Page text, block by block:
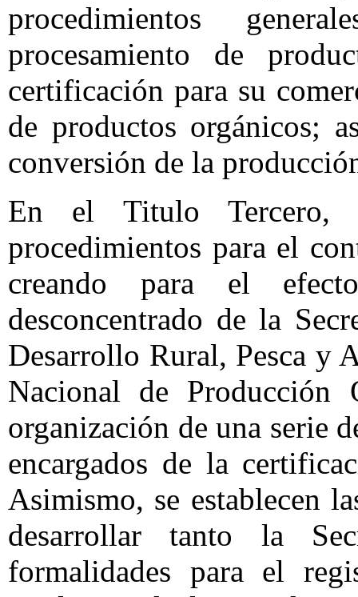
procedimientos
procesamiento de
certificación para su
de productos orgánicos;
conversión de la
En el Titulo Tercero,
procedimientos para el
creando para el
desconcentrado de la
Desarrollo Rural, Pesca y
Nacional de Producción
organización de una serie
encargados de la
Asimismo, se establecen
desarrollar tanto la
formalidades para el